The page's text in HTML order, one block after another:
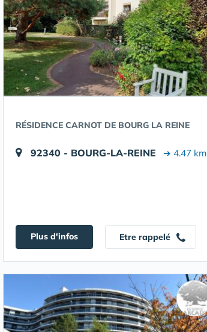
RÉSIDENCE CARNOT DE BOURG LA REINE
92340 - BOURG-LA-REINE ➔ 4.47 km
Plus d'infos Etre rappelé